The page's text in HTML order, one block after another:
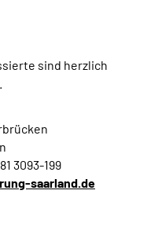
sind herzlich
3093-199
saarland.de